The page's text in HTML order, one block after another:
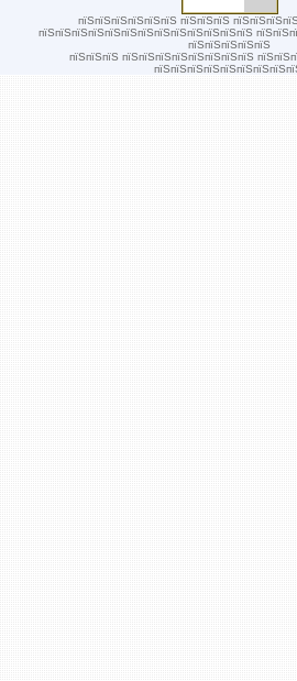
пїЅпїЅпїЅпїЅпїЅпїЅ пїЅпїЅпїЅ
пїЅпїЅпїЅпїЅпїЅпїЅпїЅпїЅпїЅпїЅпїЅпїЅпїЅ
пїЅпїЅпїЅпїЅпїЅ
пїЅпїЅпїЅ пїЅпїЅпїЅпїЅпїЅпїЅпїЅпїЅ